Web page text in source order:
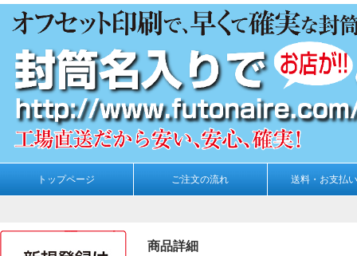
トップページ ご注文の流れ 送料・お支払
商品詳細